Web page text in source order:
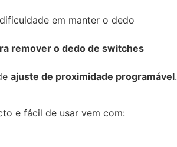
em manter o dedo
remover o dedo de switches
ajuste de proximidade programável.
e fácil de usar vem com: